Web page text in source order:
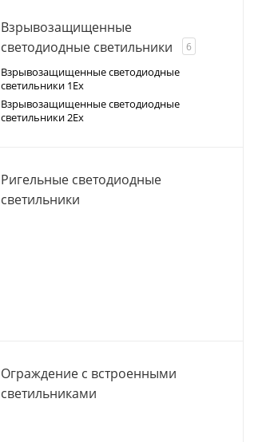
Взрывозащищенные
светодиодные светильники
6
Взрывозащищенные светодиодные
светильники 1Ex
Взрывозащищенные светодиодные
светильники 2Ex
Ригельные светодиодные
светильники
Ограждение с встроенными
светильниками